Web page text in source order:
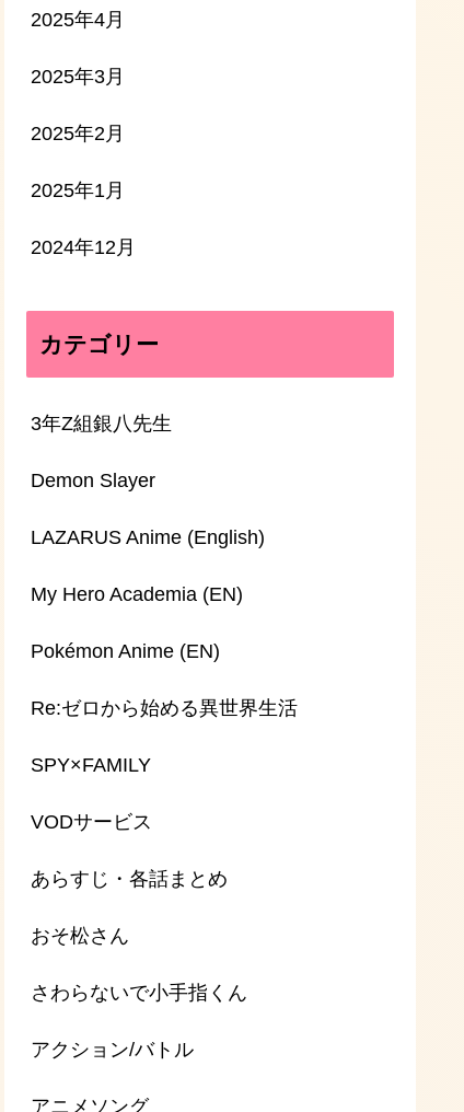
2025年4月
2025年3月
2025年2月
2025年1月
2024年12月
カテゴリー
3年Z組銀八先生
Demon Slayer
LAZARUS Anime (English)
My Hero Academia (EN)
Pokémon Anime (EN)
Re:ゼロから始める異世界生活
SPY×FAMILY
VODサービス
あらすじ・各話まとめ
おそ松さん
さわらないで小手指くん
アクション/バトル
アニメソング